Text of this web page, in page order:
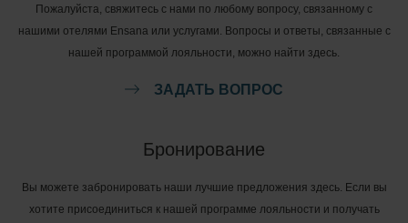
Пожалуйста, свяжитесь с нами по любому вопросу, связанному с
нашими отелями Ensana или услугами. Вопросы и ответы, связанные с
нашей программой лояльности, можно найти здесь.
ЗАДАТЬ ВОПРОС
Бронирование
Вы можете забронировать наши лучшие предложения здесь. Если вы
хотите присоединиться к нашей программе лояльности и получать